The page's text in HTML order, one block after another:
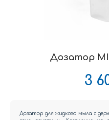
Дозатор
3
Дозатор для жидкого мыла с